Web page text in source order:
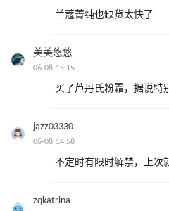
兰蔻菁纯也缺货太快了
美美悠悠
06-08 15:15
买了芦丹氏粉霜，据说特
jazz03330
06-08 14:58
不定时有限时解禁，上次
zqkatrina